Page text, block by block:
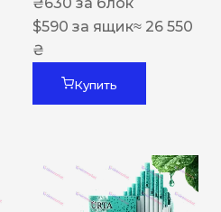
₴630 за блок
$590 за ящик≈ 26 550
₴
Купить